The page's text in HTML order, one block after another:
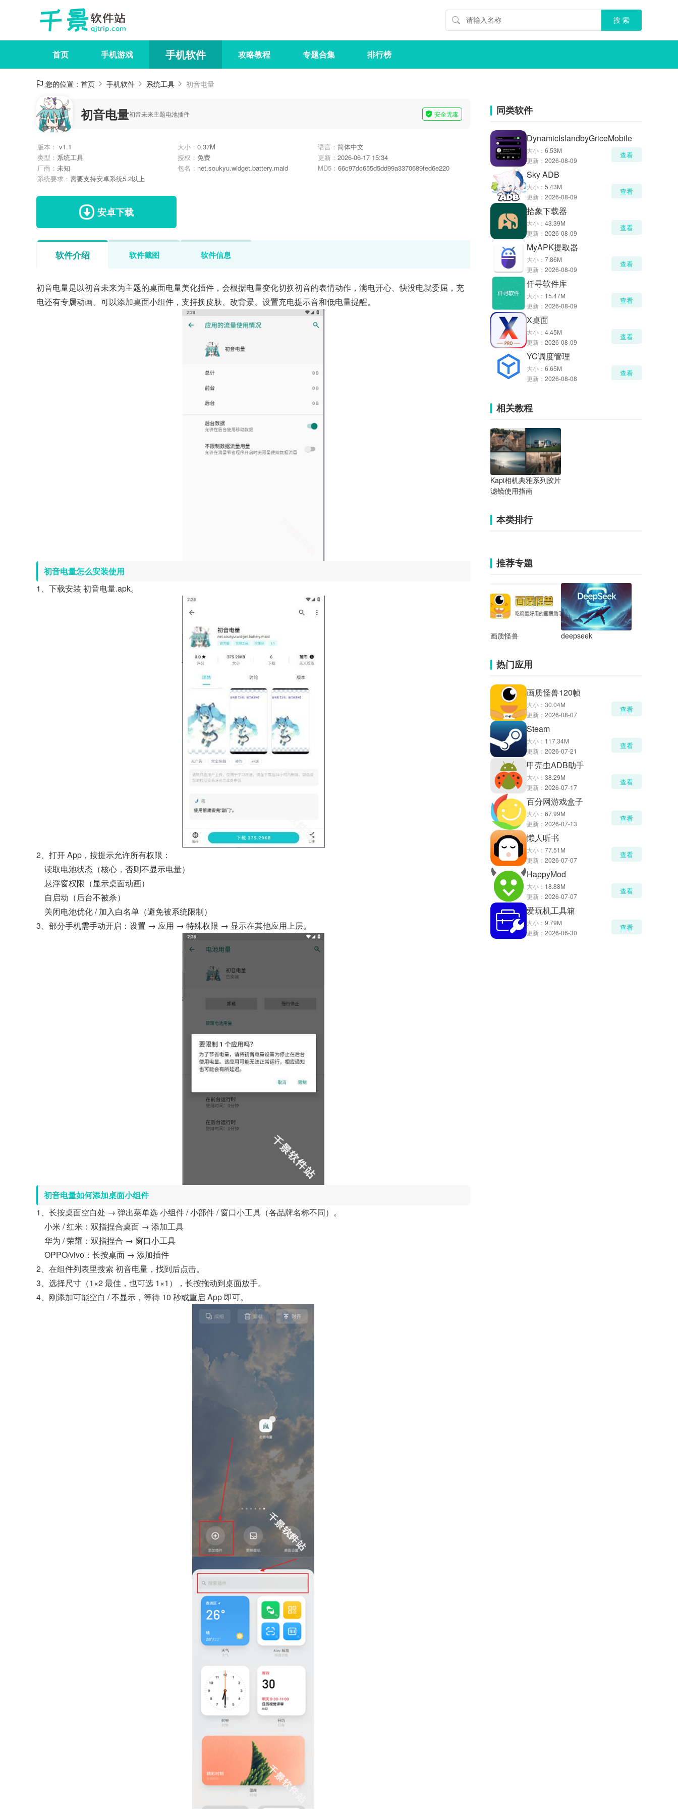
首页 手机游戏 手机软件 攻略教程 专题合集 排行榜
您的位置： 首页 手机软件 系统工具 初音电量
初音电量初音未来主题电池插件 安全无毒
版本： v1.1 大小： 0.37M 语言： 简体中文
类型： 系统工具 授权： 免费 更新： 2026-06-17 15:34
厂商： 未知 包名： net.soukyu.widget.battery.maid MD5： 66c97dc655d5dd99a3370689fed6e220
系统要求： 需要支持安卓系统5.2以上
安卓下载
软件介绍 软件截图 软件信息
初音电量是以初音未来为主题的桌面电量美化插件，会根据电量变化切换初音的表情动作，满电开心、快没电就委屈，充
电还有专属动画。可以添加桌面小组件，支持换皮肤、改背景、设置充电提示音和低电量提醒。
初音电量怎么安装使用
1、下载安装 初音电量.apk。
2、打开 App，按提示允许所有权限：
读取电池状态（核心，否则不显示电量）
悬浮窗权限（显示桌面动画）
自启动（后台不被杀）
关闭电池优化 / 加入白名单（避免被系统限制）
3、部分手机需手动开启：设置 → 应用 → 特殊权限 → 显示在其他应用上层。
初音电量如何添加桌面小组件
1、长按桌面空白处 → 弹出菜单选 小组件 / 小部件 / 窗口小工具（各品牌名称不同）。
小米 / 红米：双指捏合桌面 → 添加工具
华为 / 荣耀：双指捏合 → 窗口小工具
OPPO/vivo：长按桌面 → 添加插件
2、在组件列表里搜索 初音电量，找到后点击。
3、选择尺寸（1×2 最佳，也可选 1×1），长按拖动到桌面放手。
4、刚添加可能空白 / 不显示，等待 10 秒或重启 App 即可。
同类软件
DynamicIslandbyGriceMobile
大小： 6.53M
更新： 2026-08-09
查看
Sky ADB
大小： 5.43M
更新： 2026-08-09
查看
拾象下载器
大小： 43.39M
更新： 2026-08-09
查看
MyAPK提取器
大小： 7.86M
更新： 2026-08-09
查看
仟寻软件库
大小： 15.47M
更新： 2026-08-09
查看
X桌面
大小： 4.45M
更新： 2026-08-09
查看
YC调度管理
大小： 6.65M
更新： 2026-08-08
查看
相关教程
Kapi相机典雅系列胶片
滤镜使用指南
本类排行
推荐专题
画质怪兽 deepseek
热门应用
画质怪兽120帧
大小： 30.04M
更新： 2026-08-07
查看
Steam
大小： 117.34M
更新： 2026-07-21
查看
甲壳虫ADB助手
大小： 38.29M
更新： 2026-07-17
查看
百分网游戏盒子
大小： 67.99M
更新： 2026-07-13
查看
懒人听书
大小： 77.51M
更新： 2026-07-07
查看
HappyMod
大小： 18.88M
更新： 2026-07-07
查看
爱玩机工具箱
大小： 9.79M
更新： 2026-06-30
查看